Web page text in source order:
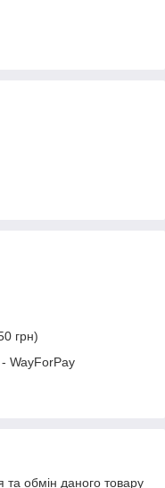
грн)
WayForPay
обмін даного товару